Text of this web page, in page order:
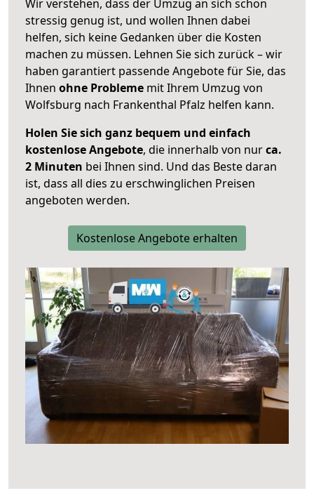
Wir verstehen, dass der Umzug an sich schon
stressig genug ist, und wollen Ihnen dabei
helfen, sich keine Gedanken über die Kosten
machen zu müssen. Lehnen Sie sich zurück – wir
haben garantiert passende Angebote für Sie, das
Ihnen ohne Probleme mit Ihrem Umzug von
Wolfsburg nach Frankenthal Pfalz helfen kann.
Holen Sie sich ganz bequem und einfach
kostenlose Angebote, die innerhalb von nurca.
2 Minuten bei Ihnen sind. Und das Beste daran
ist, dass all dies zu erschwinglichen Preisen
angeboten werden.
Kostenlose Angebote erhalten